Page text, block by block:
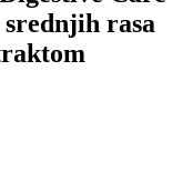
srednjih rasa